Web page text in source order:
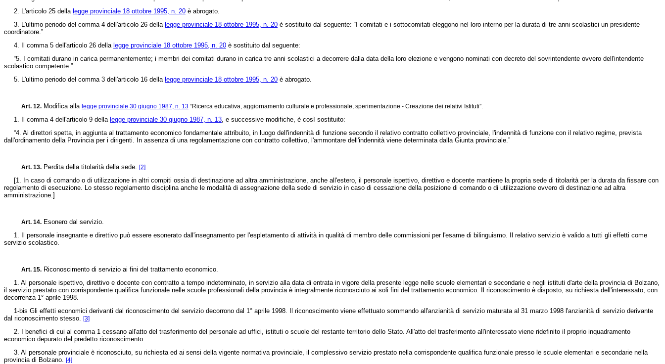
2. L'articolo 25 della legge provinciale 18 ottobre 1995, n. 20 è abrogato.
3. L'ultimo periodo del comma 4 dell'articolo 26 della legge provinciale 18 ottobre 1995, n. 20 è sostituito dal seguente: “I comitati e i sottocomitati eleggono nel loro interno per la durata di tre anni scolastici un presidente
coordinatore.”
4. Il comma 5 dell'articolo 26 della legge provinciale 18 ottobre 1995, n. 20 è sostituito dal seguente:
“5. I comitati durano in carica permanentemente; i membri dei comitati durano in carica tre anni scolastici a decorrere dalla data della loro elezione e vengono nominati con decreto del sovrintendente ovvero dell'intendente
scolastico competente.”
5. L'ultimo periodo del comma 3 dell'articolo 16 della legge provinciale 18 ottobre 1995, n. 20 è abrogato.
Art. 12. Modifica alla legge provinciale 30 giugno 1987, n. 13 “Ricerca educativa, aggiornamento culturale e professionale, sperimentazione - Creazione dei relativi Istituti”.
1. Il comma 4 dell'articolo 9 della legge provinciale 30 giugno 1987, n. 13, e successive modifiche, è così sostituito:
“4. Ai direttori spetta, in aggiunta al trattamento economico fondamentale attribuito, in luogo dell'indennità di funzione secondo il relativo contratto collettivo provinciale, l'indennità di funzione con il relativo regime, prevista
dall'ordinamento della Provincia per i dirigenti. In assenza di una regolamentazione con contratto collettivo, l'ammontare dell'indennità viene determinata dalla Giunta provinciale.”
Art. 13. Perdita della titolarità della sede. [2]
[1. In caso di comando o di utilizzazione in altri compiti ossia di destinazione ad altra amministrazione, anche all'estero, il personale ispettivo, direttivo e docente mantiene la propria sede di titolarità per la durata da fissare con
regolamento di esecuzione. Lo stesso regolamento disciplina anche le modalità di assegnazione della sede di servizio in caso di cessazione della posizione di comando o di utilizzazione ovvero di destinazione ad altra
amministrazione.]
Art. 14. Esonero dal servizio.
1. Il personale insegnante e direttivo può essere esonerato dall'insegnamento per l'espletamento di attività in qualità di membro delle commissioni per l'esame di bilinguismo. Il relativo servizio è valido a tutti gli effetti come
servizio scolastico.
Art. 15. Riconoscimento di servizio ai fini del trattamento economico.
1. Al personale ispettivo, direttivo e docente con contratto a tempo indeterminato, in servizio alla data di entrata in vigore della presente legge nelle scuole elementari e secondarie e negli istituti d'arte della provincia di Bolzano,
il servizio prestato con corrispondente qualifica funzionale nelle scuole professionali della provincia è integralmente riconosciuto ai soli fini del trattamento economico. Il riconoscimento è disposto, su richiesta dell'interessato, con
decorrenza 1° aprile 1998.
1-bis Gli effetti economici derivanti dal riconoscimento del servizio decorrono dal 1° aprile 1998. Il riconoscimento viene effettuato sommando all'anzianità di servizio maturata al 31 marzo 1998 l'anzianità di servizio derivante
dal riconoscimento stesso. [3]
2. I benefici di cui al comma 1 cessano all'atto del trasferimento del personale ad uffici, istituti o scuole del restante territorio dello Stato. All'atto del trasferimento all'interessato viene ridefinito il proprio inquadramento
economico depurato del predetto riconoscimento.
3. Al personale provinciale è riconosciuto, su richiesta ed ai sensi della vigente normativa provinciale, il complessivo servizio prestato nella corrispondente qualifica funzionale presso le scuole elementari e secondarie nella
provincia di Bolzano. [4]